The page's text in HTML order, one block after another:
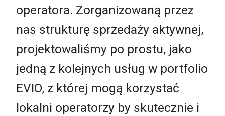
operatora. Zorganizowaną przez
nas strukturę sprzedaży aktywnej,
projektowaliśmy po prostu, jako
jedną z kolejnych usług w portfolio
EVIO, z której mogą korzystać
lokalni operatorzy by skutecznie i